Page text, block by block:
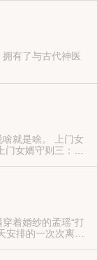
有了与古代神医
中医啊！”
址：
啥就是啥。 上门女
女婿守则三：严
不高的身份。沈
多干啥？
】，书名下方有
着婚纱的孟瑶“打
排的一次次离奇